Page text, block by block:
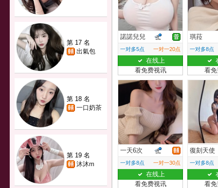
第 17 名
出氣包
第 18 名
一口奶茶
第 19 名
沐沐m
諾諾兒兒
一对多5点 一对一20点
在线上
看免费视讯
琪菈
一对多8点
看
一天6次
一对多8点 一对一30点
在线上
看免费视讯
復刻天使
一对多8点
看